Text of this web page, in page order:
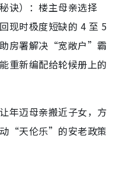
诀）：楼主母亲选择
现时极度短缺的 4 至 5
房署解决“宽敞户”霸
重新编配给轮候册上的
年迈母亲搬近子女，方
“天伦乐”的安老政策